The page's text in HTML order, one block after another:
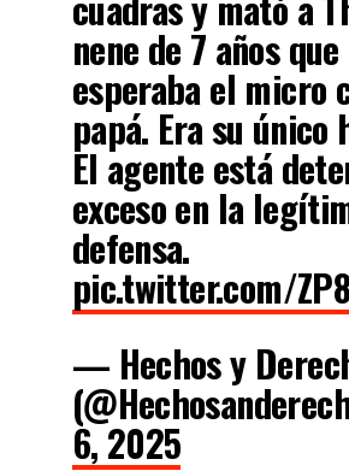
nene de 7 años que
esperaba el micro
papá. Era su único
El agente está
exceso en la
defensa.
pic.twitter.com/
— Hechos y
6, 2025